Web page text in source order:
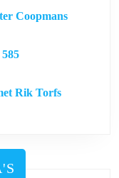
Coopmans
Rik Torfs